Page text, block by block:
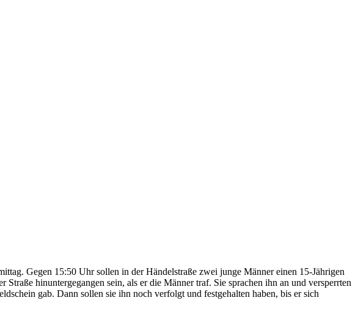
Gegen 15:50 Uhr sollen in der Händelstraße zwei junge Männer einen 15-Jährigen
hinuntergegangen sein, als er die Männer traf. Sie sprachen ihn an und versperrten
gab. Dann sollen sie ihn noch verfolgt und festgehalten haben, bis er sich